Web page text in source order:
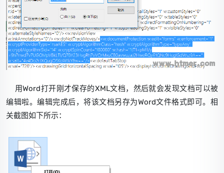
用Word打开刚才保存的XML文档，然后就会发现文档可以被
编辑啦。编辑完成后，将该文档另存为Word文件格式即可。相
关截图如下所示：